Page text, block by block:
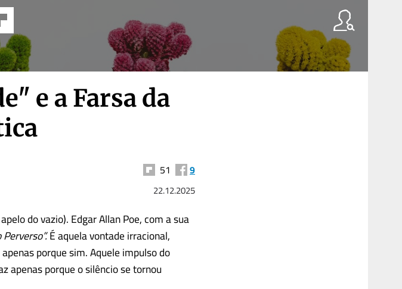
e a Farsa da
51 9
22.12.2025
do vazio). Edgar Allan Poe, com a sua
É aquela vontade irracional,
porque sim. Aquele impulso do
apenas porque o silêncio se tornou